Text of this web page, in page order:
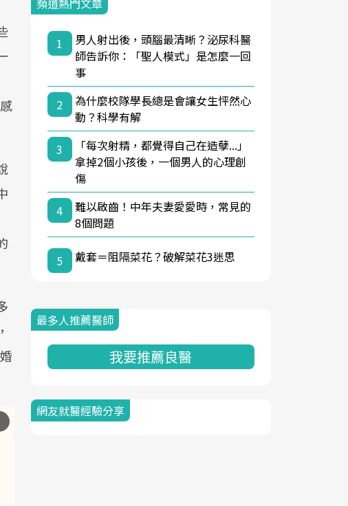
頻道熱門文章
1
男人射出後，頭腦最清晰？泌尿科醫
師告訴你：「聖人模式」是怎麼一回
事
2
為什麼校隊學長總是會讓女生怦然心
動？科學有解
3
「每次射精，都覺得自己在造孽...」
拿掉2個小孩後，一個男人的心理創
傷
4
難以啟齒！中年夫妻愛愛時，常見的
8個問題
5 戴套＝阻隔菜花？破解菜花3迷思
最多人推薦醫師
我要推薦良醫
網友就醫經驗分享